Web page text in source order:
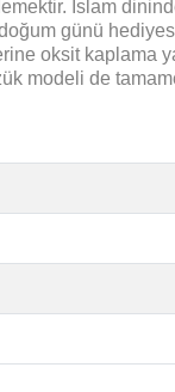
İslam
günü
oksit kaplama
modeli de